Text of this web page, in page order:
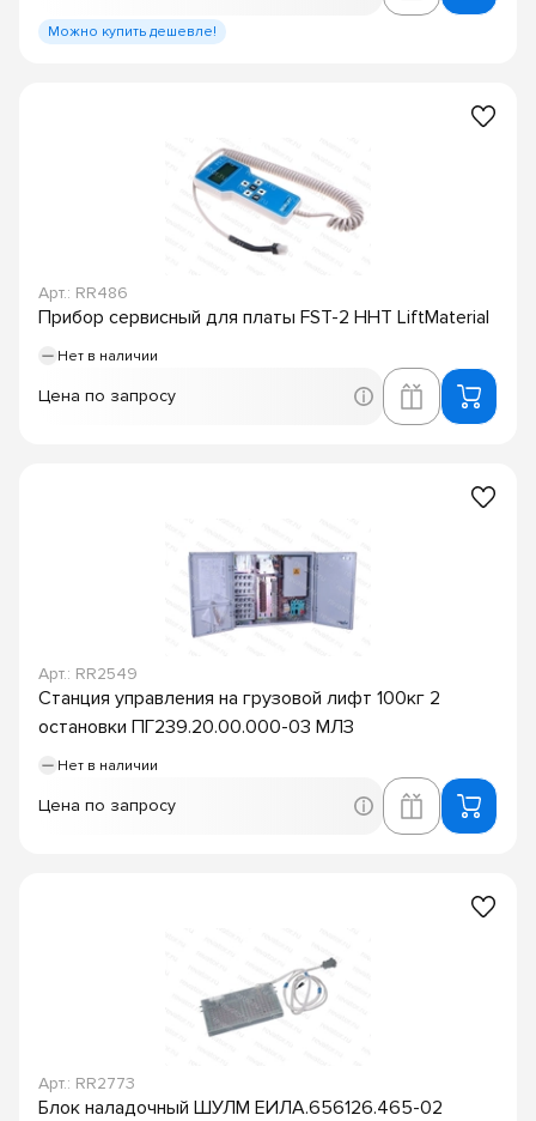
Можно купить дешевле!
Арт.: RR486
Прибор сервисный для платы FST-2 HHT LiftMaterial
Нет в наличии
Цена по запросу
Арт.: RR2549
Станция управления на грузовой лифт 100кг 2
остановки ПГ239.20.00.000-03 МЛЗ
Нет в наличии
Цена по запросу
Арт.: RR2773
Блок наладочный ШУЛМ ЕИЛА.656126.465-02